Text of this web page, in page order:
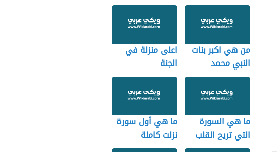
من هي اكبر بنات
النبي محمد
اعلى منزلة في
الجنة
ما هي السورة
التي تريح القلب
ما هي أول سورة
نزلت كاملة